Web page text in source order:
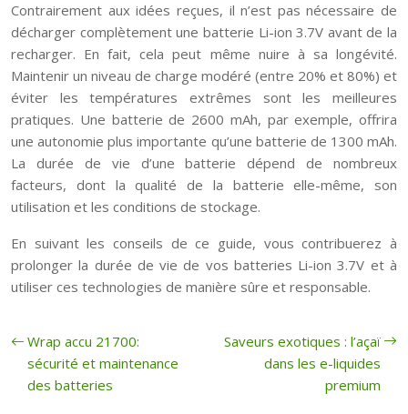
Contrairement aux idées reçues, il n’est pas nécessaire de
décharger complètement une batterie Li-ion 3.7V avant de la
recharger. En fait, cela peut même nuire à sa longévité.
Maintenir un niveau de charge modéré (entre 20% et 80%) et
éviter les températures extrêmes sont les meilleures
pratiques. Une batterie de 2600 mAh, par exemple, offrira
une autonomie plus importante qu’une batterie de 1300 mAh.
La durée de vie d’une batterie dépend de nombreux
facteurs, dont la qualité de la batterie elle-même, son
utilisation et les conditions de stockage.
En suivant les conseils de ce guide, vous contribuerez à
prolonger la durée de vie de vos batteries Li-ion 3.7V et à
utiliser ces technologies de manière sûre et responsable.
Wrap accu 21700:
sécurité et maintenance
des batteries
Saveurs exotiques : l’açaï
dans les e-liquides
premium